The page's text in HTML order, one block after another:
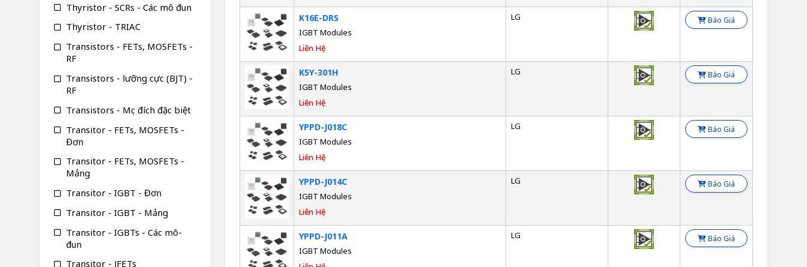
K16E-DRS
IGBT Modules
Liên Hệ
LG Báo Giá
K5Y-301H
IGBT Modules
Liên Hệ
LG Báo Giá
YPPD-J018C
IGBT Modules
Liên Hệ
LG Báo Giá
YPPD-J014C
IGBT Modules
Liên Hệ
LG Báo Giá
YPPD-J011A
IGBT Modules
LG Báo Giá
Thyristor - SCRs - Các mô đun
Thyristor - TRIAC
Transistors - FETs, MOSFETs -
RF
Transistors - lưỡng cực (BJT) -
RF
Transistors - Mục đích đặc biệt
Transitor - FETs, MOSFETs -
Đơn
Transitor - FETs, MOSFETs -
Mảng
Transitor - IGBT - Đơn
Transitor - IGBT - Mảng
Transitor - IGBTs - Các mô-
đun
Transitor - JFETs